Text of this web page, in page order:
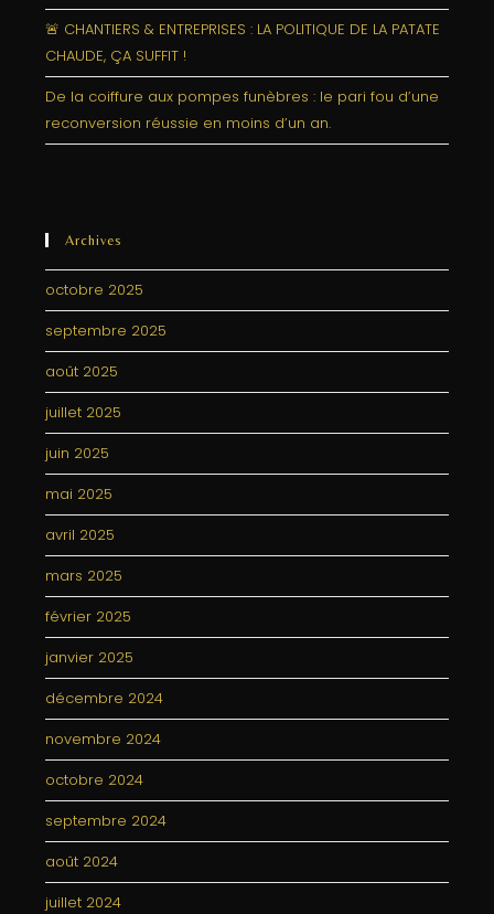
🚨 CHANTIERS & ENTREPRISES : LA POLITIQUE DE LA PATATE
CHAUDE, ÇA SUFFIT !
De la coiffure aux pompes funèbres : le pari fou d’une
reconversion réussie en moins d’un an.
Archives
octobre 2025
septembre 2025
août 2025
juillet 2025
juin 2025
mai 2025
avril 2025
mars 2025
février 2025
janvier 2025
décembre 2024
novembre 2024
octobre 2024
septembre 2024
août 2024
juillet 2024